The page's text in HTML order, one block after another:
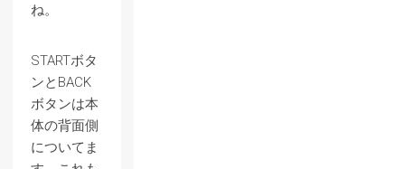
ね。
STARTボタ
ンとBACK
ボタンは本
体の背面側
についてま